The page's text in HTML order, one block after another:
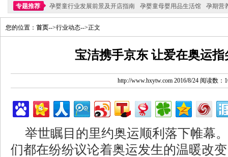
专题推荐
孕婴童行业发展前景及开店指南 孕婴童母婴用品生活馆 孕期营
您的位置： 首页-->行业动态-->正文
宝洁携手京东 让爱在奥运
http://www.hxytw.com 2016/8/24 阅读数：
举世瞩目的里约奥运顺利落下帷幕
们都在纷纷议论着奥运发生的温暖改